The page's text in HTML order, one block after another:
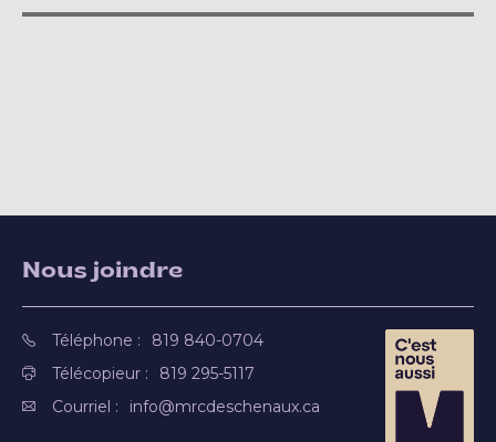
Nous joindre
Téléphone :
819 840-0704
Télécopieur :
819 295-5117
Courriel :
info@mrcdeschenaux.ca